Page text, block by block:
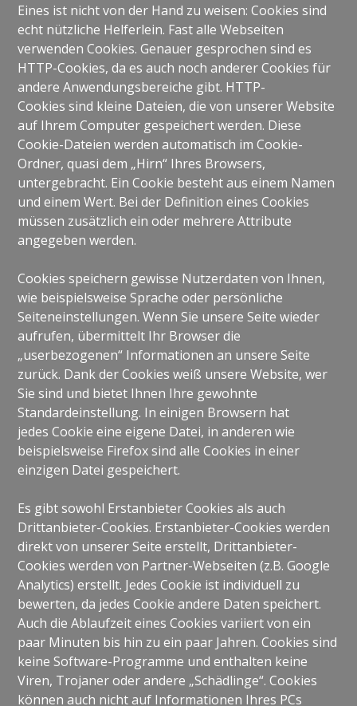
Eines ist nicht von der Hand zu weisen: Cookies sind
echt nützliche Helferlein. Fast alle Webseiten
verwenden Cookies. Genauer gesprochen sind es
HTTP-Cookies, da es auch noch anderer Cookies für
andere Anwendungsbereiche gibt. HTTP-
Cookies sind kleine Dateien, die von unserer Website
auf Ihrem Computer gespeichert werden. Diese
Cookie-Dateien werden automatisch im Cookie-
Ordner, quasi dem „Hirn“ Ihres Browsers,
untergebracht. Ein Cookie besteht aus einem Namen
und einem Wert. Bei der Definition eines Cookies
müssen zusätzlich ein oder mehrere Attribute
angegeben werden.
Cookies speichern gewisse Nutzerdaten von Ihnen,
wie beispielsweise Sprache oder persönliche
Seiteneinstellungen. Wenn Sie unsere Seite wieder
aufrufen, übermittelt Ihr Browser die
„userbezogenen“ Informationen an unsere Seite
zurück. Dank der Cookies weiß unsere Website, wer
Sie sind und bietet Ihnen Ihre gewohnte
Standardeinstellung. In einigen Browsern hat
jedes Cookie eine eigene Datei, in anderen wie
beispielsweise Firefox sind alle Cookies in einer
einzigen Datei gespeichert.
Es gibt sowohl Erstanbieter Cookies als auch
Drittanbieter-Cookies. Erstanbieter-Cookies werden
direkt von unserer Seite erstellt, Drittanbieter-
Cookies werden von Partner-Webseiten (z.B. Google
Analytics) erstellt. Jedes Cookie ist individuell zu
bewerten, da jedes Cookie andere Daten speichert.
Auch die Ablaufzeit eines Cookies variiert von ein
paar Minuten bis hin zu ein paar Jahren. Cookies sind
keine Software-Programme und enthalten keine
Viren, Trojaner oder andere „Schädlinge“. Cookies
können auch nicht auf Informationen Ihres PCs